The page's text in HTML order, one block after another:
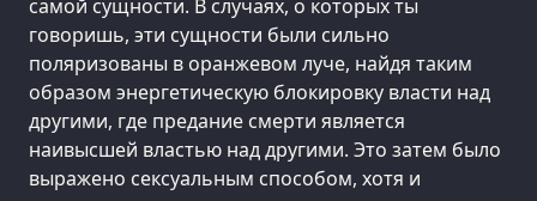
самой сущности. В случаях, о которых ты
говоришь, эти сущности были сильно
поляризованы в оранжевом луче, найдя таким
образом энергетическую блокировку власти над
другими, где предание смерти является
наивысшей властью над другими. Это затем было
выражено сексуальным способом, хотя и